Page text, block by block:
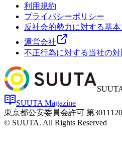
利用規約
プライバシーポリシー
反社会的勢力に対する基
運営会社
不正行為に対する当社の対
SUUTA Magazine
東京都公安委員会許可 第
© SUUTA. All Rights Reserved